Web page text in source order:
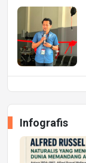
Infografis